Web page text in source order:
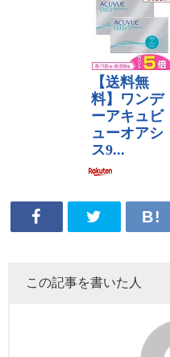
この記事を書いた人